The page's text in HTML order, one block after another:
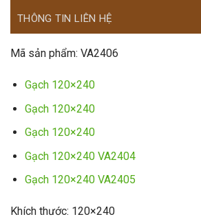
THÔNG TIN LIÊN HỆ
Mã sản phẩm: VA2406
Gạch 120×240
Gạch 120×240
Gạch 120×240
Gạch 120×240 VA2404
Gạch 120×240 VA2405
Khích thước: 120×240